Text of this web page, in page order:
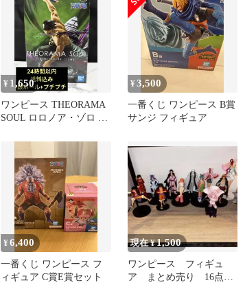
¥ 1,650
ワンピース THEORAMA
SOUL ロロノア・ゾロ フ
¥3,500
一番くじ ワンピース B賞
サンジ フィギュア
¥6,400
一番くじ ワンピース フ
ィギュア C賞E賞セット
現在 ¥1,500
ワンピース フィギュ
ア まとめ売り 16点セ